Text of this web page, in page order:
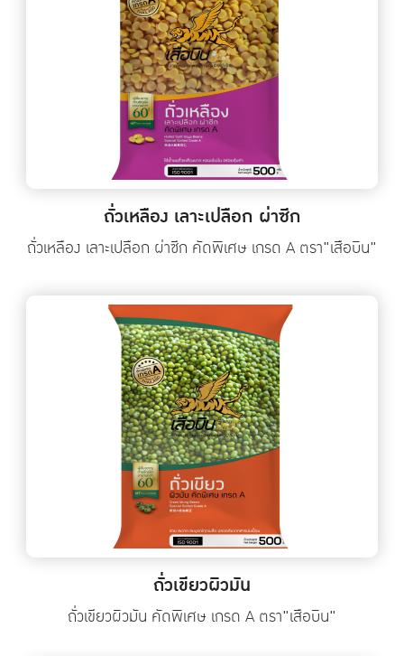
ถั่วเหลือง เลาะเปลือก ผ่าซีก
ถั่วเหลือง เลาะเปลือก ผ่าซีก คัดพิเศษ เกรด A ตรา"เสือบิน"
ถั่วเขียวผิวมัน
ถั่วเขียวผิวมัน คัดพิเศษ เกรด A ตรา"เสือบิน"